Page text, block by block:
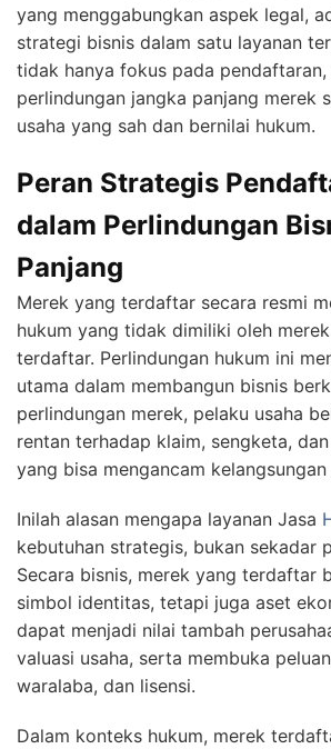
yang menggabungkan aspek legal,
strategi bisnis dalam satu layanan
tidak hanya fokus pada
perlindungan jangka panjang merek
usaha yang sah dan bernilai hukum.
Peran Strategis
dalam Perlindungan
Panjang
Merek yang terdaftar secara resmi
hukum yang tidak dimiliki oleh
terdaftar. Perlindungan hukum ini
utama dalam membangun bisnis
perlindungan merek, pelaku usaha
rentan terhadap klaim, sengketa,
yang bisa mengancam kelangsungan
Inilah alasan mengapa layanan Jasa
kebutuhan strategis, bukan sekadar
Secara bisnis, merek yang terdaftar
simbol identitas, tetapi juga aset
dapat menjadi nilai tambah
valuasi usaha, serta membuka
waralaba, dan lisensi.
Dalam konteks hukum, merek